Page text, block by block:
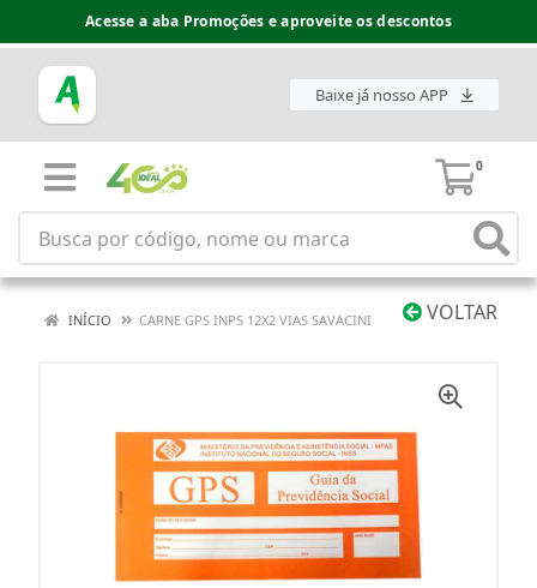
Acesse a aba Promoções e aproveite os descontos
Baixe já nosso APP
0
VOLTAR
INÍCIO CARNE GPS INPS 12X2 VIAS SAVACINI